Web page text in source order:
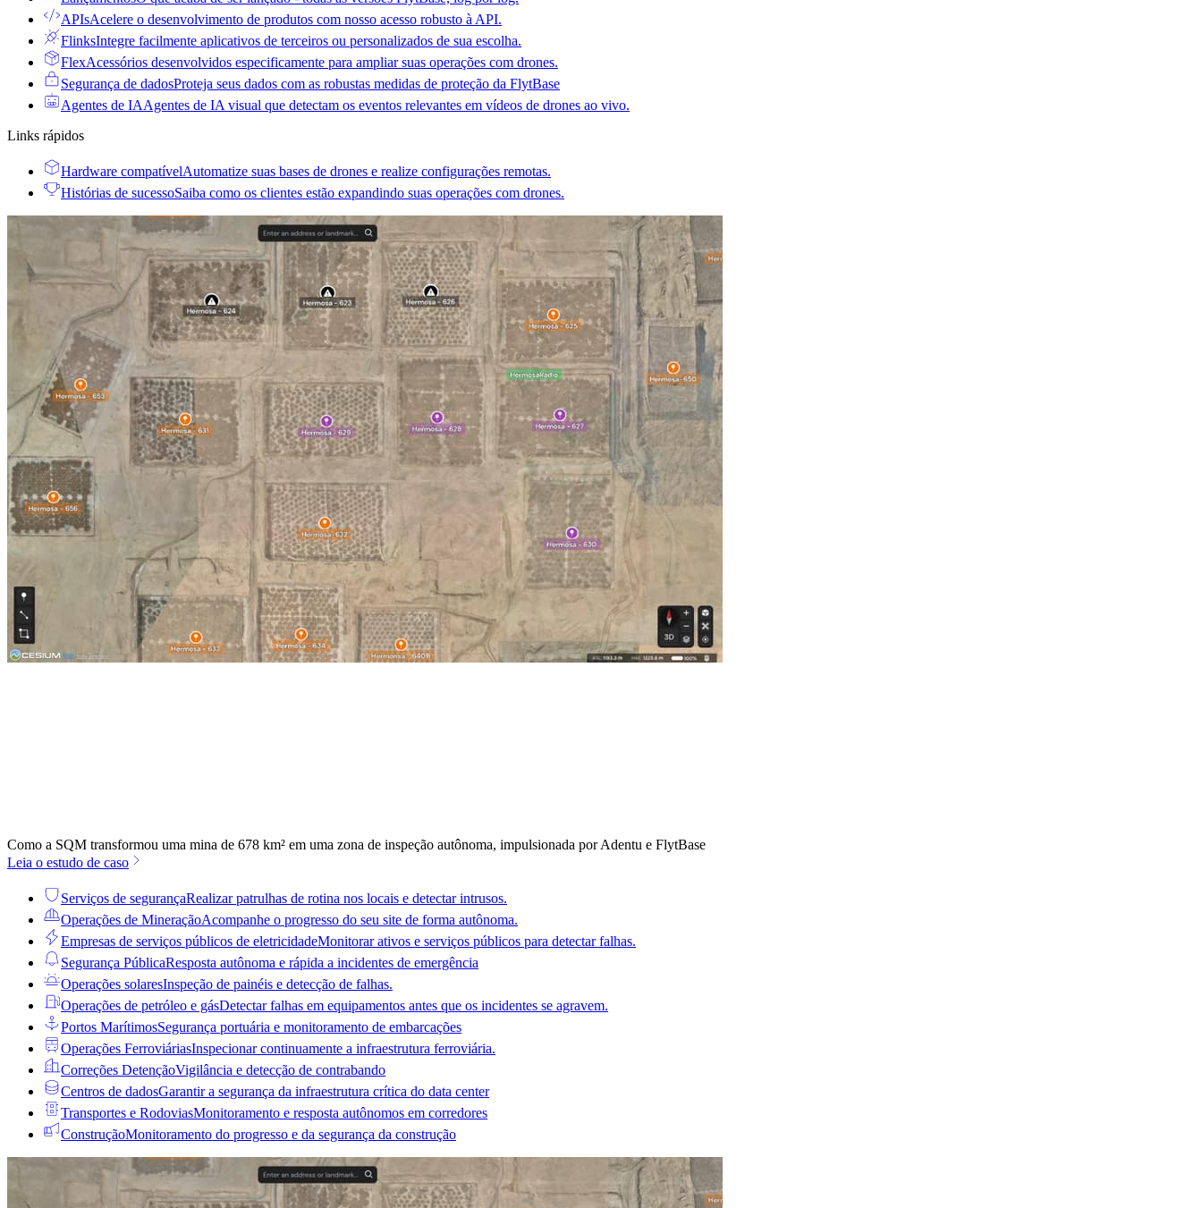
APIsAcelere o desenvolvimento de produtos com nosso acesso robusto à API.
FlinksIntegre facilmente aplicativos de terceiros ou personalizados de sua escolha.
FlexAcessórios desenvolvidos especificamente para ampliar suas operações com drones.
Segurança de dadosProteja seus dados com as robustas medidas de proteção da FlytBase
Agentes de IAAgentes de IA visual que detectam os eventos relevantes em vídeos de drones ao vivo.
Links rápidos
Hardware compatívelAutomatize suas bases de drones e realize configurações remotas.
Histórias de sucessoSaiba como os clientes estão expandindo suas operações com drones.
Como a SQM transformou uma mina de 678 km² em uma zona de inspeção autônoma, impulsionada por Adentu e FlytBase
Leia o estudo de caso
Serviços de segurançaRealizar patrulhas de rotina nos locais e detectar intrusos.
Operações de MineraçãoAcompanhe o progresso do seu site de forma autônoma.
Empresas de serviços públicos de eletricidadeMonitorar ativos e serviços públicos para detectar falhas.
Segurança PúblicaResposta autônoma e rápida a incidentes de emergência
Operações solaresInspeção de painéis e detecção de falhas.
Operações de petróleo e gásDetectar falhas em equipamentos antes que os incidentes se agravem.
Portos MarítimosSegurança portuária e monitoramento de embarcações
Operações FerroviáriasInspecionar continuamente a infraestrutura ferroviária.
Correções DetençãoVigilância e detecção de contrabando
Centros de dadosGarantir a segurança da infraestrutura crítica do data center
Transportes e RodoviasMonitoramento e resposta autônomos em corredores
ConstruçãoMonitoramento do progresso e da segurança da construção